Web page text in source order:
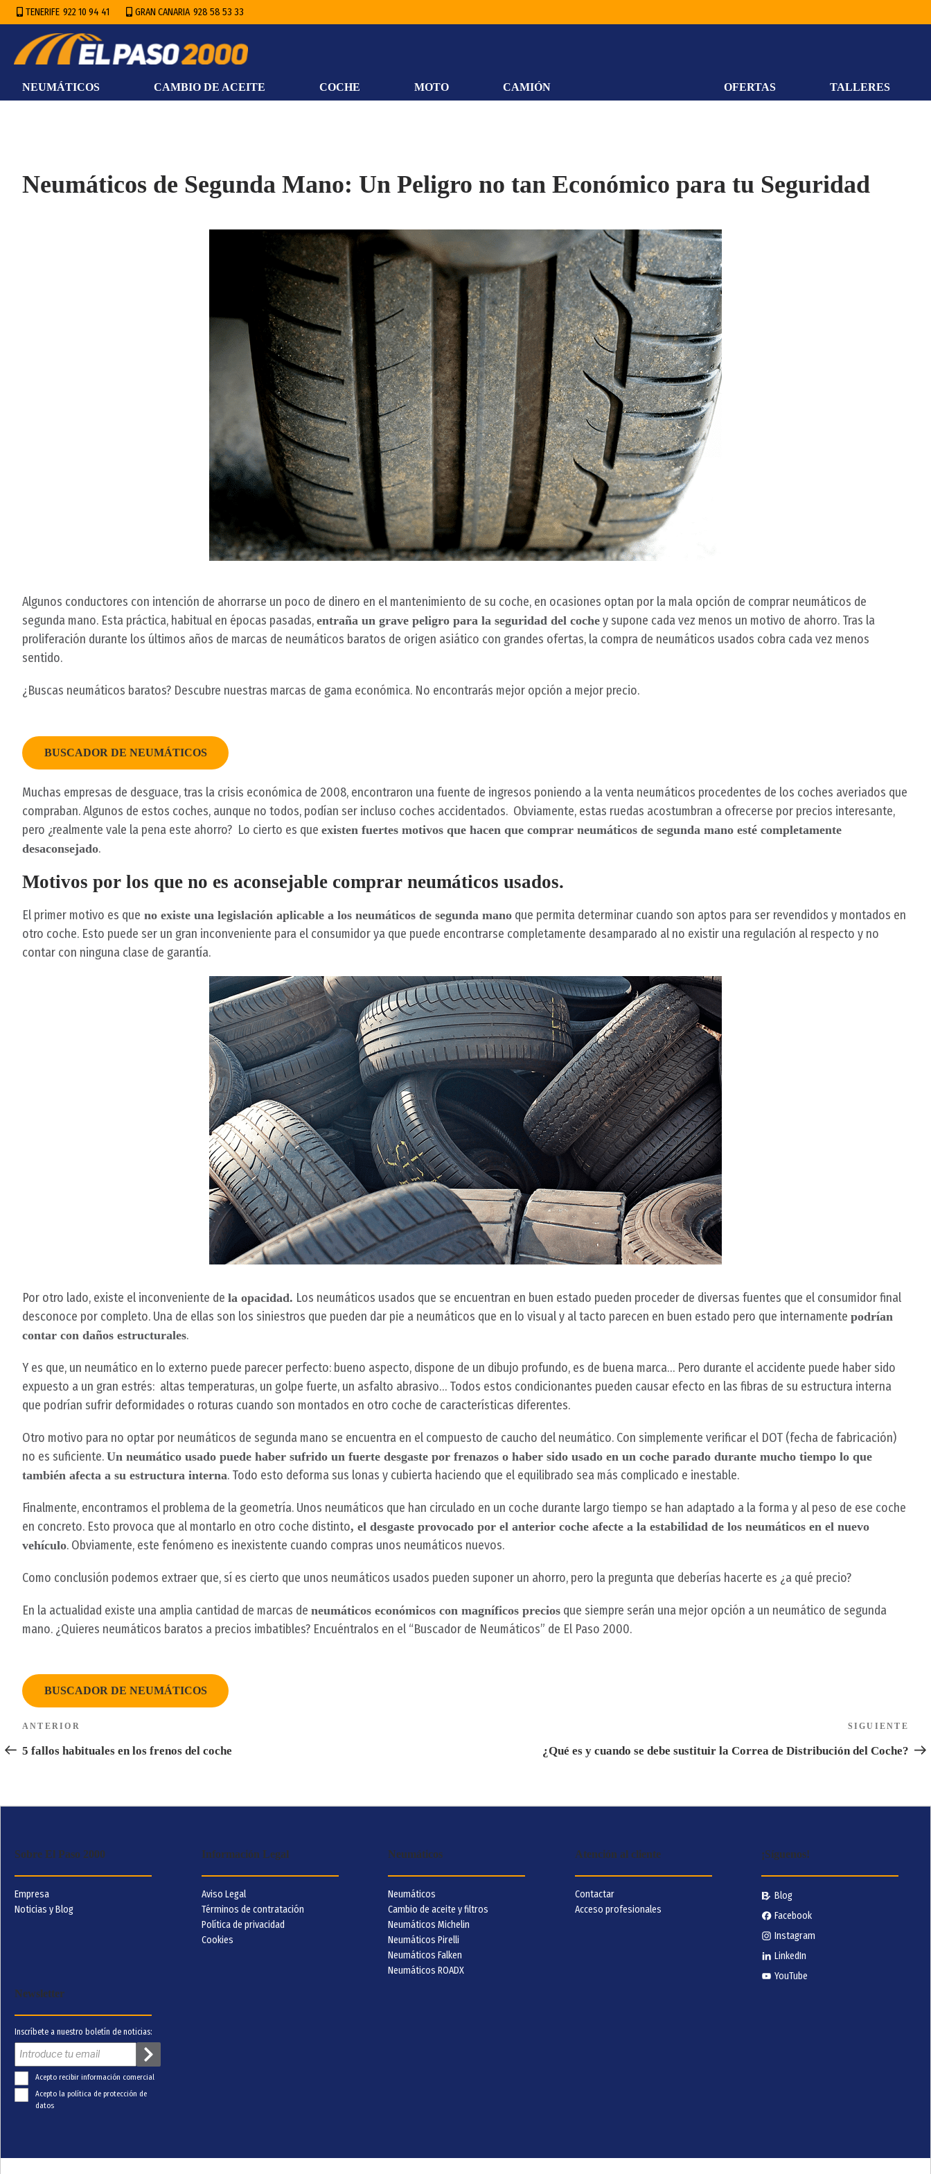
Saltar
al
contenido
TENERIFE 922 10 94 41 GRAN CANARIA 928 58 53 33
NEUMÁTICOS CAMBIO DE ACEITE COCHE MOTO CAMIÓN OFERTAS TALLERES
Neumáticos de Segunda Mano: Un Peligro no tan Económico para tu Seguridad
Algunos conductores con intención de ahorrarse un poco de dinero en el mantenimiento de su coche, en ocasiones optan por la mala opción de comprar neumáticos de
segunda mano. Esta práctica, habitual en épocas pasadas, entraña un grave peligro para la seguridad del coche y supone cada vez menos un motivo de ahorro. Tras la
proliferación durante los últimos años de marcas de neumáticos baratos de origen asiático con grandes ofertas, la compra de neumáticos usados cobra cada vez menos
sentido.
¿Buscas neumáticos baratos? Descubre nuestras marcas de gama económica. No encontrarás mejor opción a mejor precio.
BUSCADOR DE NEUMÁTICOS
Muchas empresas de desguace, tras la crisis económica de 2008, encontraron una fuente de ingresos poniendo a la venta neumáticos procedentes de los coches averiados que
compraban. Algunos de estos coches, aunque no todos, podían ser incluso coches accidentados. Obviamente, estas ruedas acostumbran a ofrecerse por precios interesante,
pero ¿realmente vale la pena este ahorro? Lo cierto es que existen fuertes motivos que hacen que comprar neumáticos de segunda mano esté completamente
desaconsejado.
Motivos por los que no es aconsejable comprar neumáticos usados.
El primer motivo es que no existe una legislación aplicable a los neumáticos de segunda mano que permita determinar cuando son aptos para ser revendidos y montados en
otro coche. Esto puede ser un gran inconveniente para el consumidor ya que puede encontrarse completamente desamparado al no existir una regulación al respecto y no
contar con ninguna clase de garantía.
Por otro lado, existe el inconveniente de la opacidad. Los neumáticos usados que se encuentran en buen estado pueden proceder de diversas fuentes que el consumidor final
desconoce por completo. Una de ellas son los siniestros que pueden dar pie a neumáticos que en lo visual y al tacto parecen en buen estado pero que internamente podrían
contar con daños estructurales.
Y es que, un neumático en lo externo puede parecer perfecto: bueno aspecto, dispone de un dibujo profundo, es de buena marca… Pero durante el accidente puede haber sido
expuesto a un gran estrés: altas temperaturas, un golpe fuerte, un asfalto abrasivo… Todos estos condicionantes pueden causar efecto en las fibras de su estructura interna
que podrían sufrir deformidades o roturas cuando son montados en otro coche de características diferentes.
Otro motivo para no optar por neumáticos de segunda mano se encuentra en el compuesto de caucho del neumático. Con simplemente verificar el DOT (fecha de fabricación)
no es suficiente. Un neumático usado puede haber sufrido un fuerte desgaste por frenazos o haber sido usado en un coche parado durante mucho tiempo lo que
también afecta a su estructura interna. Todo esto deforma sus lonas y cubierta haciendo que el equilibrado sea más complicado e inestable.
Finalmente, encontramos el problema de la geometría. Unos neumáticos que han circulado en un coche durante largo tiempo se han adaptado a la forma y al peso de ese coche
en concreto. Esto provoca que al montarlo en otro coche distinto, el desgaste provocado por el anterior coche afecte a la estabilidad de los neumáticos en el nuevo
vehículo. Obviamente, este fenómeno es inexistente cuando compras unos neumáticos nuevos.
Como conclusión podemos extraer que, sí es cierto que unos neumáticos usados pueden suponer un ahorro, pero la pregunta que deberías hacerte es ¿a qué precio?
En la actualidad existe una amplia cantidad de marcas de neumáticos económicos con magníficos precios que siempre serán una mejor opción a un neumático de segunda
mano. ¿Quieres neumáticos baratos a precios imbatibles? Encuéntralos en el “Buscador de Neumáticos” de El Paso 2000.
BUSCADOR DE NEUMÁTICOS
Navegación
entradas
Entrada
anterior:
ANTERIOR
5 fallos habituales en los frenos del coche
SIGUIENTE
¿Qué es y cuando se debe sustituir la Correa de Distribución del Coche?
Sobre El Paso 2000
Empresa
Noticias y Blog
Información Legal
Aviso Legal
Términos de contratación
Política de privacidad
Cookies
Neumáticos
Neumáticos
Cambio de aceite y filtros
Neumáticos Michelin
Neumáticos Pirelli
Neumáticos Falken
Neumáticos ROADX
Atención al cliente
Contactar
Acceso profesionales
¡Síguenos!
Blog
Facebook
Instagram
LinkedIn
YouTube
Newsletter
Inscríbete a nuestro boletín de noticias:
Acepto recibir información comercial
Acepto la política de protección de
datos